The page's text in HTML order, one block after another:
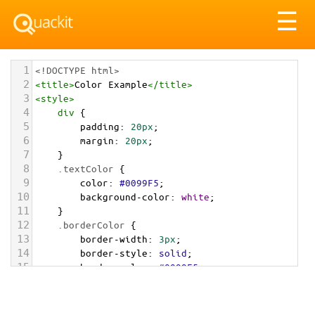
☰
1 <!DOCTYPE html>
2 <title>Color Example</title>
3 <style>
4 div {
5 padding: 20px;
6 margin: 20px;
7 }
8 .textColor {
9 color: #0099F5;
10 background-color: white;
11 }
12 .borderColor {
13 border-width: 3px;
14 border-style: solid;
15 border-color: #0099F5;